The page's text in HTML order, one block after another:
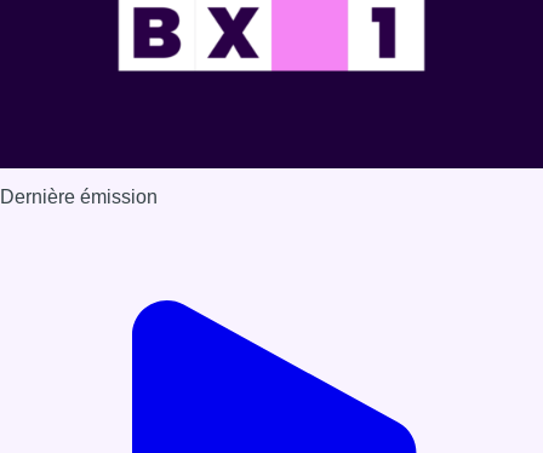
Dernière émission